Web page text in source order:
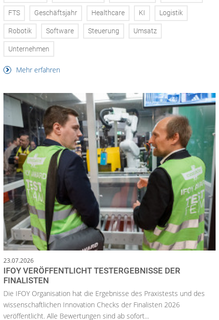
FTS Geschäftsjahr Healthcare KI Logistik
Robotik Software Steuerung Umsatz
Unternehmen
Mehr erfahren
23.07.2026
IFOY VERÖFFENTLICHT TESTERGEBNISSE DER
FINALISTEN
Die IFOY Organisation hat die Ergebnisse des Praxistests und des
wissenschaftlichen Innovation Checks der Finalisten 2026
veröffentlicht. Alle Bewertungen sind ab sofort...